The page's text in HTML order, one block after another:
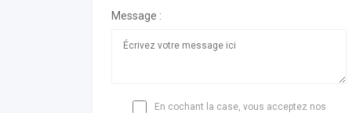
Message :
En cochant la case, vous acceptez nos